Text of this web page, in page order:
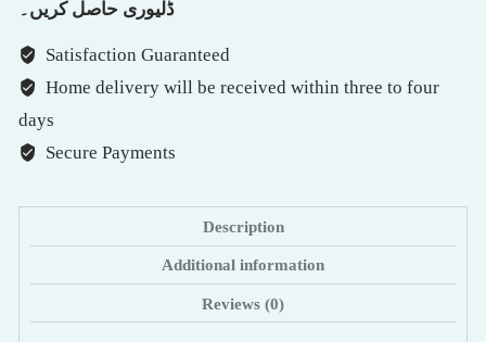
Half
&
Full
Book
Papers
quantity
ڈلیوری حاصل کریں۔
Satisfaction Guaranteed
Home delivery will be received within three to four
days
Secure Payments
Description
Additional information
Reviews (0)